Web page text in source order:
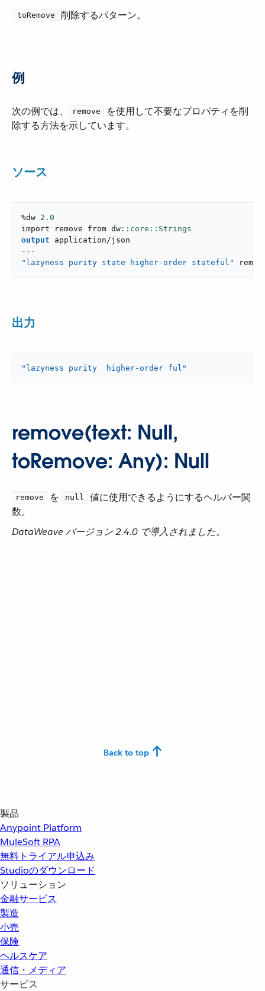
toRemove 削除するパターン。
例
次の例では、​ remove
​ を使用して不要なプロパティを削
除する方法を示しています。
ソース
%dw 2.0
import remove from dw
output
application/json
---
"lazyness purity state higher-order stateful"
出力
"lazyness purity  higher-order ful"
remove(text: Null,
toRemove: Any): Null
remove ​ を ​ null
​ 値に使用できるようにするヘルパー関
数。
DataWeave バージョン 2.4.0 で導入されました。
Back to top
製品
Anypoint Platform
MuleSoft RPA
無料トライアル申込み
Studioのダウンロード
ソリューション
金融サービス
製造
小売
保険
ヘルスケア
通信・メディア
サービス